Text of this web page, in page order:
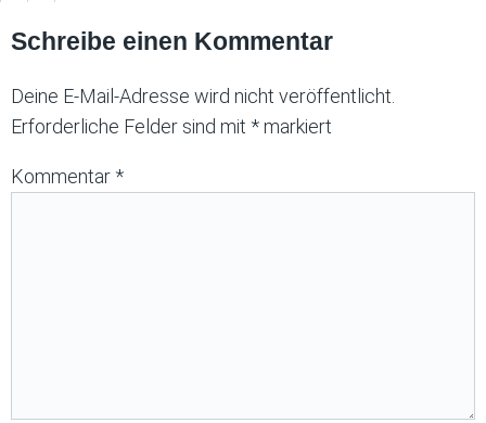
Schreibe einen Kommentar
Deine E-Mail-Adresse wird nicht veröffentlicht.
Erforderliche Felder sind mit *markiert
Kommentar *